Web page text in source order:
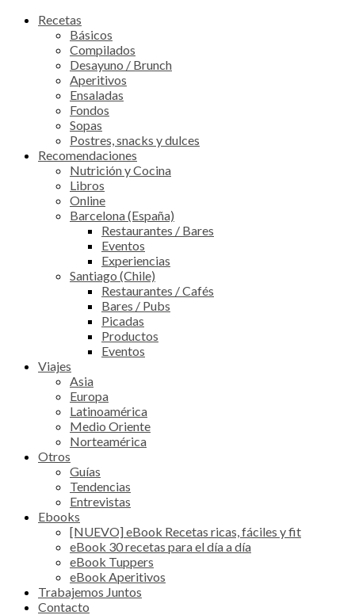
Recetas
Básicos
Compilados
Desayuno / Brunch
Aperitivos
Ensaladas
Fondos
Sopas
Postres, snacks y dulces
Recomendaciones
Nutrición y Cocina
Libros
Online
Barcelona (España)
Restaurantes / Bares
Eventos
Experiencias
Santiago (Chile)
Restaurantes / Cafés
Bares / Pubs
Picadas
Productos
Eventos
Viajes
Asia
Europa
Latinoamérica
Medio Oriente
Norteamérica
Otros
Guías
Tendencias
Entrevistas
Ebooks
[NUEVO] eBook Recetas ricas, fáciles y fit
eBook 30 recetas para el día a día
eBook Tuppers
eBook Aperitivos
Trabajemos Juntos
Contacto